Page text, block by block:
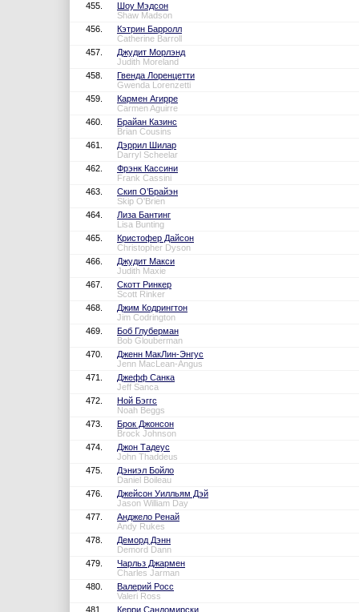
455.
Шоу Мэдсон
Shaw Madson
456.
Кэтрин Барролл
Catherine Barroll
457.
Джудит Морлэнд
Judith Moreland
458.
Гвенда Лоренцетти
Gwenda Lorenzetti
459.
Кармен Агирре
Carmen Aguirre
460.
Брайан Казинс
Brian Cousins
461.
Дэррил Шилар
Darryl Scheelar
462.
Фрэнк Кассини
Frank Cassini
463.
Скип О’Брайэн
Skip O'Brien
464.
Лиза Бантинг
Lisa Bunting
465.
Кристофер Дайсон
Christopher Dyson
466.
Джудит Макси
Judith Maxie
467.
Скотт Ринкер
Scott Rinker
468.
Джим Кодрингтон
Jim Codrington
469.
Боб Глуберман
Bob Glouberman
470.
Дженн МакЛин-Энгус
Jenn MacLean-Angus
471.
Джефф Санка
Jeff Sanca
472.
Ной Бэггс
Noah Beggs
473.
Брок Джонсон
Brock Johnson
474.
Джон Тадеус
John Thaddeus
475.
Дэниэл Бойло
Daniel Boileau
476.
Джейсон Уилльям Дэй
Jason William Day
477.
Анджело Ренай
Andy Rukes
478.
Деморд Дэнн
Demord Dann
479.
Чарльз Джармен
Charles Jarman
480.
Валерий Росс
Valeri Ross
481.
Керри Сандомирски